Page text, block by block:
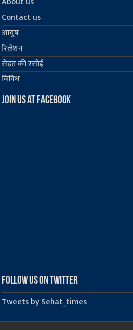
Contact us
आयुष
रिलेशन
सेहत की रसोई
विविध
Join us at Facebook
Follow us on Twitter
Tweets by Sehat_times